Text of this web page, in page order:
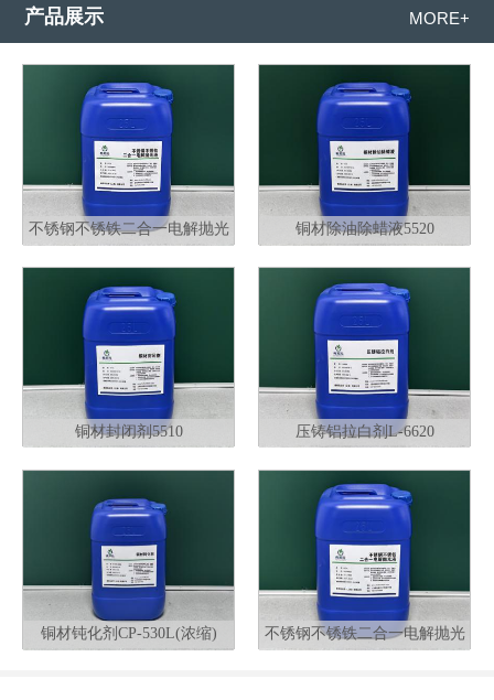
产品展示 MORE+
不锈钢不锈铁二合一电解抛光
铜材除油除蜡液5520
铜材封闭剂5510 压铸铝拉白剂L-6620
铜材钝化剂CP-530L(浓缩)
不锈钢不锈铁二合一电解抛光